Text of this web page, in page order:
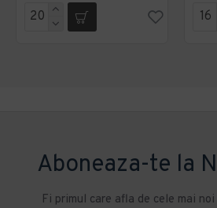
Aboneaza-te la
Fi primul care afla de cele mai